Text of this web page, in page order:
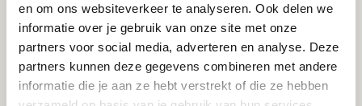
en om ons websiteverkeer te analyseren. Ook delen we
informatie over je gebruik van onze site met onze
partners voor social media, adverteren en analyse. Deze
partners kunnen deze gegevens combineren met andere
informatie die je aan ze hebt verstrekt of die ze hebben
Drie dingen die je moet weten over PEC
Zwolle - Ajax
08 AUGUSTUS 2026 - 12:32
NIEUWS